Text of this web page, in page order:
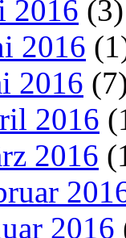
2016 (3)
2016
2016
2016
2016
2016